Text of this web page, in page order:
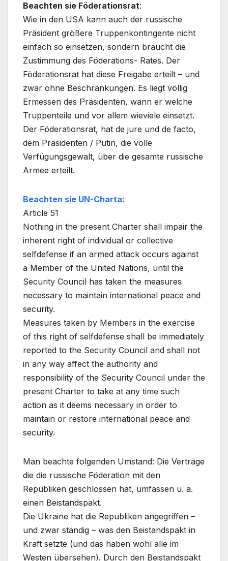
Beachten sie Föderationsrat:
Wie in den USA kann auch der russische
Präsident größere Truppenkontingente nicht
einfach so einsetzen, sondern braucht die
Zustimmung des Föderations- Rates. Der
Föderationsrat hat diese Freigabe erteilt – und
zwar ohne Beschränkungen. Es liegt völlig
Ermessen des Präsidenten, wann er welche
Truppenteile und vor allem wieviele einsetzt.
Der Föderationsrat, hat de jure und de facto,
dem Präsidenten / Putin, die volle
Verfügungsgewalt, über die gesamte russische
Armee erteilt.
Beachten sie UN-Charta:
Article 51
Nothing in the present Charter shall impair the
inherent right of individual or collective
selfdefense if an armed attack occurs against
a Member of the United Nations, until the
Security Council has taken the measures
necessary to maintain international peace and
security.
Measures taken by Members in the exercise
of this right of selfdefense shall be immediately
reported to the Security Council and shall not
in any way affect the authority and
responsibility of the Security Council under the
present Charter to take at any time such
action as it deems necessary in order to
maintain or restore international peace and
security.
Man beachte folgenden Umstand: Die Verträge
die die russische Föderation mit den
Republiken geschlossen hat, umfassen u. a.
einen Beistandspakt.
Die Ukraine hat die Republiken angegriffen –
und zwar ständig – was den Beistandspakt in
Kraft setzte (und das haben wohl alle im
Westen übersehen). Durch den Beistandspakt